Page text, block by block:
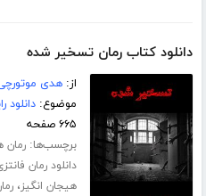
دانلود کتاب رمان تسخیر شده
از:هدی
موضوع:دانلود
۶۶۵ صفحه
برچسب‌ها:رمان
دانلود رمان
هیجان انگیز،